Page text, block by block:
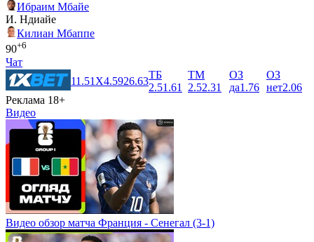
Ибраим Мбайе
И. Ндиайе
Килиан Мбаппе
90+6
Чат
11.51 X4.5926.63
ТБ
2.51.61
ТМ
2.52.31
ОЗ
да1.76
ОЗ
нет2.06
Реклама 18+
Видео
Видео обзор матча Франция - Сенегал (3-1)